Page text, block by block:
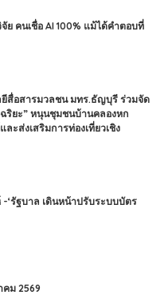
ย คนเชื่อ AI 100% แม้ได้คำตอบที่
สื่อสารมวลชน มทร.ธัญบุรี ร่วมจัด
ริยะ” หนุนชุมชนบ้านคลองหก
ะส่งเสริมการท่องเที่ยวเชิง
‘รัฐบาล เดินหน้าปรับระบบบัตร
คม 2569